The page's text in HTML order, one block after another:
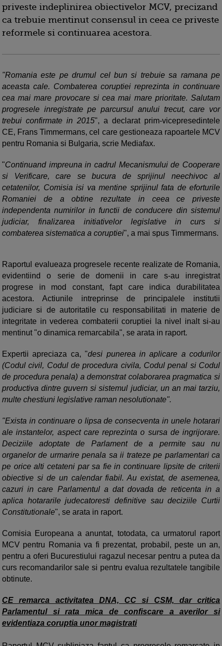
priveste indeplinirea obiectivelor MCV, precizand
ca trebuie mentinut consensul in ceea ce priveste
reformele si continuarea acestora.
"Romania este pe drumul cel bun si trebuie sa ramana pe
aceasta cale. Combaterea coruptiei reprezinta in continuare
cea mai mare provocare si cea mai mare prioritate. Salutam
progresele inregistrate pe parcursul anului trecut, care vor
trebui confirmate in 2015", a declarat prim-vicepresedintele
CE, Frans Timmermans, cel care gestioneaza rapoartele MCV
pentru Romania si Bulgaria, scrie Mediafax.
"Continuand impreuna in cadrul Mecanismului de Cooperare
si Verificare, care se bucura de sprijinul neechivoc al
cetatenilor, Comisia isi va mentine sprijinul fata de eforturile
Romaniei de a obtine rezultate in ceea ce priveste
independenta numirilor in functii de conducere din sistemul
judiciar, finalizarea initiativelor legislative in curs si
combaterea sistematica a coruptiei", a mai spus Timmermans.
Raportul evalueaza progresele recente realizate de Romania,
evidentiind o serie de domenii in care s-au inregistrat
progrese in mod constant, fapt care indica durabilitatea
acestora. Actiunile intreprinse de principalele institutii
judiciare si de autoritatile cu responsabilitati in materie de
integritate in vederea combaterii coruptiei la nivel inalt si-au
mentinut "o dinamica remarcabila", se arata in raport.
Expertii apreciaza ca, "desi punerea in aplicare a codurilor
(Codul civil, Codul de procedura civila, Codul penal si Codul
de procedura penala) a demonstrat colaborarea pragmatica si
productiva dintre guvern si sistemul judiciar, un an mai tarziu,
multe chestiuni legislative raman nesolutionate".
"Exista in continuare o lipsa de consecventa in unele hotarari
ale instantelor, aspect care reprezinta o sursa de ingrijorare.
Deciziile adoptate de Parlament de a permite sau nu
organelor de urmarire penala sa ii trateze pe parlamentari ca
pe orice alti cetateni par sa fie in continuare lipsite de criterii
obiective si de un calendar fiabil. Au existat, de asemenea,
cazuri in care Parlamentul a dat dovada de reticenta in a
aplica hotararile judecatoresti definitive sau deciziile Curtii
Constitutionale", se arata in raport.
Comisia Europeana a anuntat, totodata, ca urmatorul raport
MCV pentru Romania va fi prezentat, probabil, peste un an,
pentru a oferi Bucurestiului ragazul necesar pentru a putea da
curs recomandarilor sale si pentru evalua rezultatele tangibile
obtinute.
CE remarca activitatea DNA, CC si CSM, dar critica
Parlamentul si rata mica de confiscare a averilor si
evidentiaza coruptia unor magistrati